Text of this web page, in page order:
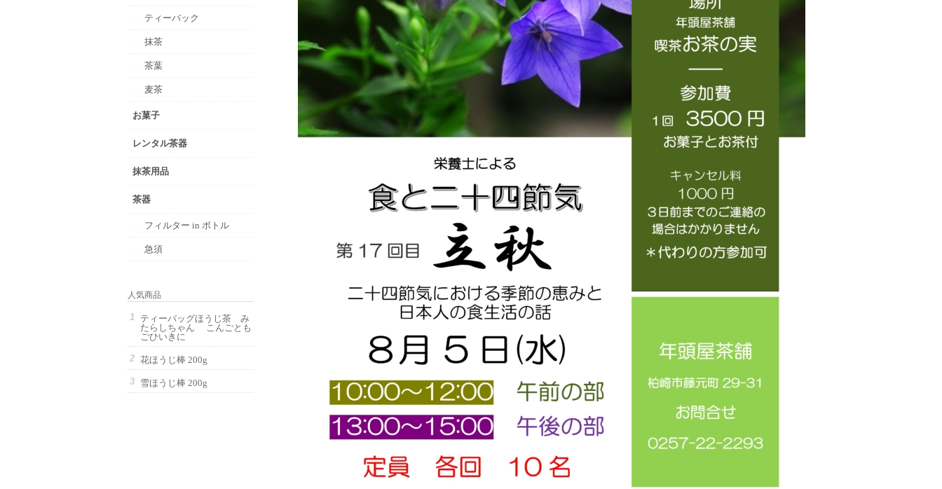
ティーバック
抹茶
茶葉
麦茶
お菓子
レンタル茶器
抹茶用品
茶器
フィルター in ボトル
急須
人気商品
ティーバッグほうじ茶 み
たらしちゃん こんごとも
ごひいきに
花ほうじ棒 200g
雪ほうじ棒 200g